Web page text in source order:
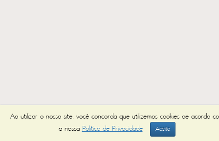
Ao utilizar o nosso site, você concorda que utilizemos cookies de acordo
a nossa Política de Privacidade Aceito